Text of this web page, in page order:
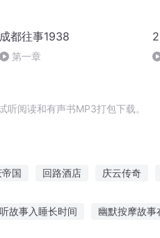
成都往事1938
第一章
阅读和有声书MP3打包下载。
国 回路酒店 庆云传奇
故事入睡长时间 幽默按摩故事